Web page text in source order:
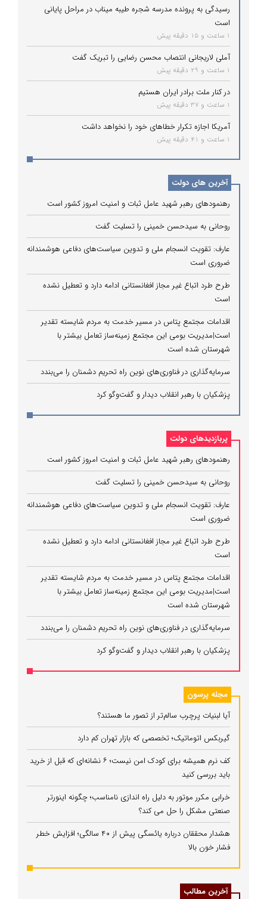
رسیدگی به پرونده مدرسه شجره طیبه میناب در مراحل پایانی
است
1 ساعت و 15 دقیقه پیش
آملی لاریجانی انتصاب محسن رضایی را تبریک گفت
1 ساعت و 29 دقیقه پیش
در کنار ملت برادر ایران هستیم
1 ساعت و 37 دقیقه پیش
آمریکا اجازه تکرار خطاهای خود را نخواهد داشت
1 ساعت و 41 دقیقه پیش
آخرین های دولت
رهنمودهای رهبر شهید عامل ثبات و امنیت امروز کشور است
روحانی به سیدحسن خمینی را تسلیت گفت
عارف: تقویت انسجام ملی و تدوین سیاست‌های دفاعی هوشمندانه
ضروری است
طرح طرد اتباع غیر مجاز افغانستانی ادامه دارد و تعطیل نشده
است
اقدامات مجتمع پتاس در مسیر خدمت به مردم شایسته تقدیر
است|مدیریت بومی این مجتمع زمینه‌ساز تعامل بیشتر با
شهرستان شده است
سرمایه‌گذاری در فناوری‌های نوین راه تحریم دشمنان را می‌بندد
پزشکیان با رهبر انقلاب دیدار و گفت‌وگو کرد
پربازدیدهای دولت
رهنمودهای رهبر شهید عامل ثبات و امنیت امروز کشور است
روحانی به سیدحسن خمینی را تسلیت گفت
عارف: تقویت انسجام ملی و تدوین سیاست‌های دفاعی هوشمندانه
ضروری است
طرح طرد اتباع غیر مجاز افغانستانی ادامه دارد و تعطیل نشده
است
اقدامات مجتمع پتاس در مسیر خدمت به مردم شایسته تقدیر
است|مدیریت بومی این مجتمع زمینه‌ساز تعامل بیشتر با
شهرستان شده است
سرمایه‌گذاری در فناوری‌های نوین راه تحریم دشمنان را می‌بندد
پزشکیان با رهبر انقلاب دیدار و گفت‌وگو کرد
مجله پرسون
آیا لبنیات پرچرب سالم‌تر از تصور ما هستند؟
گیربکس اتوماتیک؛ تخصصی که بازار تهران کم دارد
کف نرم همیشه برای کودک امن نیست؛ ۶ نشانه‌ای که قبل از خرید
باید بررسی کنید
خرابی مکرر موتور به دلیل راه‌ اندازی نامناسب؛ چگونه اینورتر
صنعتی مشکل را حل می‌ کند؟
هشدار محققان درباره یائسگی پیش از ۴۰ سالگی؛ افزایش خطر
فشار خون بالا
آخرین مطالب